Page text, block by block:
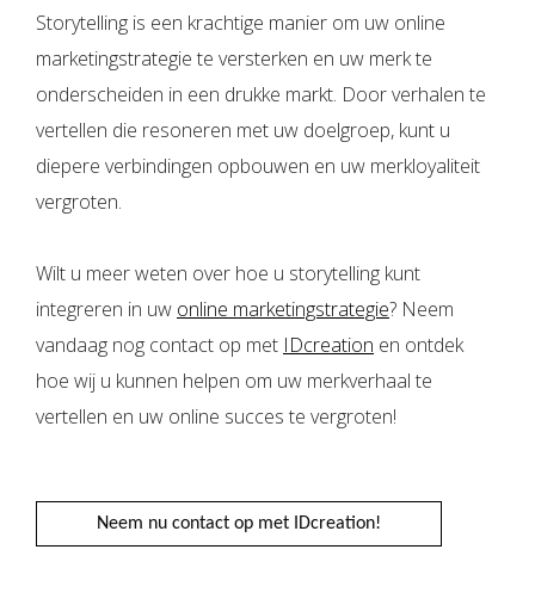
Storytelling is een krachtige manier om uw online
marketingstrategie te versterken en uw merk te
onderscheiden in een drukke markt. Door verhalen te
vertellen die resoneren met uw doelgroep, kunt u
diepere verbindingen opbouwen en uw merkloyaliteit
vergroten.
Wilt u meer weten over hoe u storytelling kunt
integreren in uw online marketingstrategie? Neem
vandaag nog contact op met IDcreation en ontdek
hoe wij u kunnen helpen om uw merkverhaal te
vertellen en uw online succes te vergroten!
Neem nu contact op met IDcreation!